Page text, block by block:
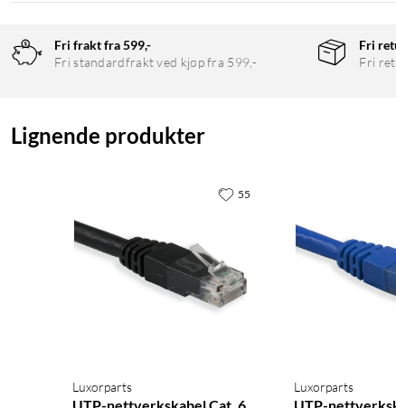
Fri frakt fra 599,-
Fri standardfrakt ved kjøp fra 599,-
Fri
Fri
Lignende produkter
Luxorparts
55
Luxorparts